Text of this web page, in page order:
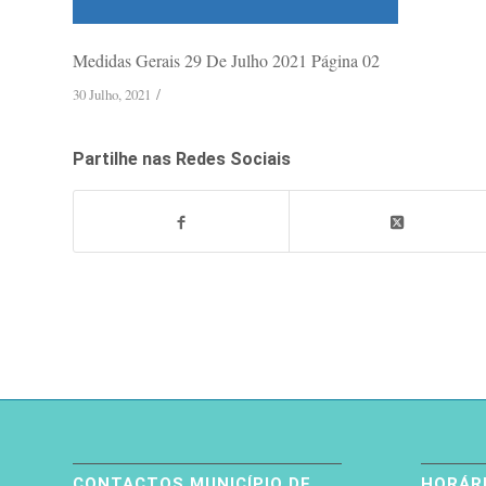
Medidas Gerais 29 De Julho 2021 Página 02
30 Julho, 2021 /
Partilhe nas Redes Sociais